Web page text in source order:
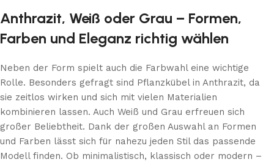
Anthrazit, Weiß oder Grau – Formen,
Farben und Eleganz richtig wählen
Neben der Form spielt auch die Farbwahl eine wichtige
Rolle. Besonders gefragt sind Pflanzkübel in Anthrazit, da
sie zeitlos wirken und sich mit vielen Materialien
kombinieren lassen. Auch Weiß und Grau erfreuen sich
großer Beliebtheit. Dank der großen Auswahl an Formen
und Farben lässt sich für nahezu jeden Stil das passende
Modell finden. Ob minimalistisch, klassisch oder modern –